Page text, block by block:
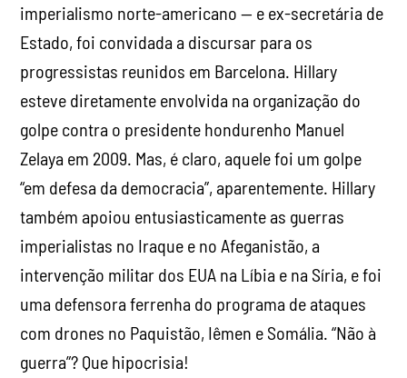
imperialismo norte-americano — e ex-secretária de
Estado, foi convidada a discursar para os
progressistas reunidos em Barcelona. Hillary
esteve diretamente envolvida na organização do
golpe contra o presidente hondurenho Manuel
Zelaya em 2009. Mas, é claro, aquele foi um golpe
“em defesa da democracia”, aparentemente. Hillary
também apoiou entusiasticamente as guerras
imperialistas no Iraque e no Afeganistão, a
intervenção militar dos EUA na Líbia e na Síria, e foi
uma defensora ferrenha do programa de ataques
com drones no Paquistão, Iêmen e Somália. “Não à
guerra”? Que hipocrisia!